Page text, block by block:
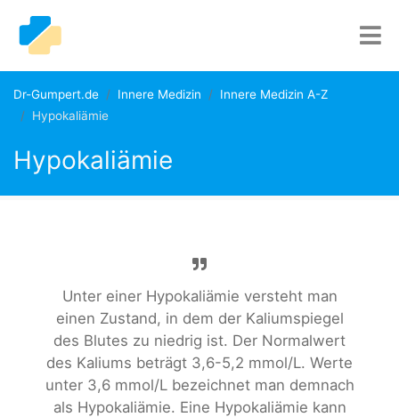
Dr-Gumpert.de Innere Medizin
Innere Medizin A-Z
Hypokaliämie
Hypokaliämie
Unter einer Hypokaliämie versteht man
einen Zustand, in dem der Kaliumspiegel
des Blutes zu niedrig ist. Der Normalwert
des Kaliums beträgt 3,6-5,2 mmol/L. Werte
unter 3,6 mmol/L bezeichnet man demnach
als Hypokaliämie. Eine Hypokaliämie kann